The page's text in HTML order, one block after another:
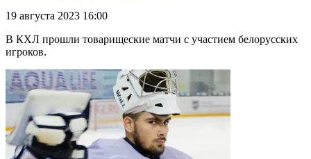
19 августа 2023 16:00
В КХЛ прошли товарищеские матчи с участием белорусских
игроков.